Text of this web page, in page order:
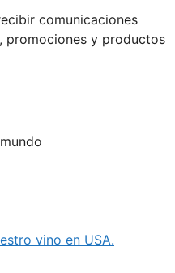
comunicaciones
promociones y productos
vino en USA.